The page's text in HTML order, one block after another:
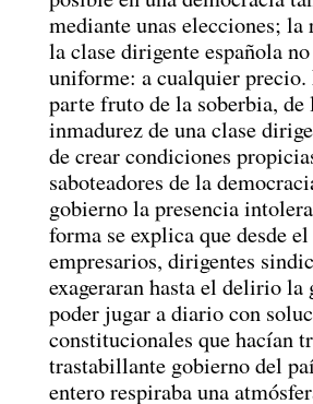
mediante unas elecciones; la
la clase dirigente española
uniforme: a cualquier precio.
parte fruto de la soberbia,
inmadurez de una clase
de crear condiciones
saboteadores de la
gobierno la presencia
forma se explica que desde
empresarios, dirigentes
exageraran hasta el delirio la
poder jugar a diario con
constitucionales que hacían
trastabillante gobierno del
entero respiraba una